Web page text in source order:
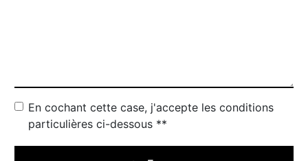
En cochant cette case, j'accepte les conditions
particulières ci-dessous **